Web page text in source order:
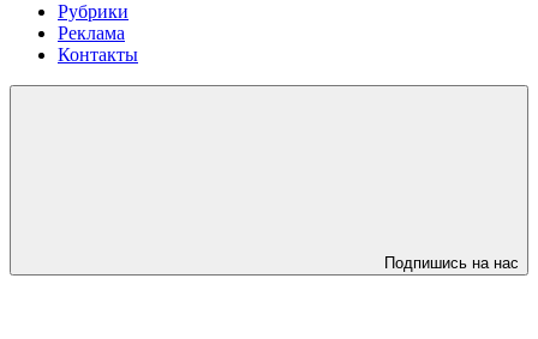
Рубрики
Реклама
Контакты
Подпишись на нас